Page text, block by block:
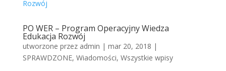
PO WER – Program Operacyjny Wiedza
Edukacja Rozwój
utworzone przez admin | mar 20, 2018 |
SPRAWDZONE, Wiadomości, Wszystkie wpisy